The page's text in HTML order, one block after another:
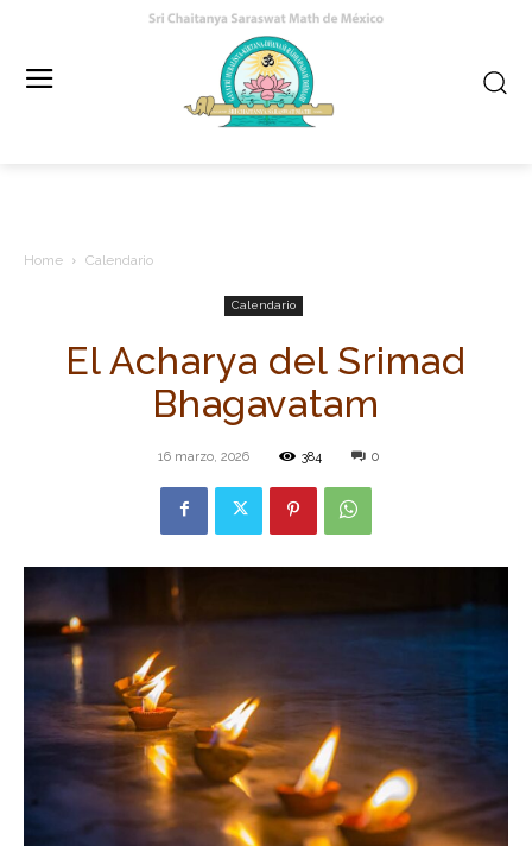
Home Calendario
Calendario
El Acharya del Srimad
Bhagavatam
16 marzo, 2026 384 0